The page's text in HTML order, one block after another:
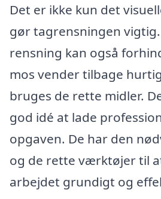
Det er ikke kun det
gør tagrensningen
rensning kan også
mos vender tilbage
bruges de rette midler.
god idé at lade
opgaven. De har den
og de rette værktøjer til
arbejdet grundigt og